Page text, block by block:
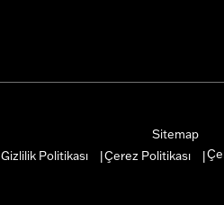
Sitemap
Gizlilik Politikası Çerez Politikası